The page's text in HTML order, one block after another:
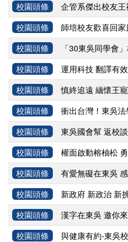
校園頭條
企管系傑出校友
校園頭條
師培校友歡喜回
校園頭條
「30東吳同學會
校園頭條
運用科技 翻譯有
校園頭條
慎終追遠 緬懷王
校園頭條
衝出台灣！東吳
校園頭條
東吳國會幫 返校
校園頭條
權面啟動榕柚松
校園頭條
有愛無礙在東吳
校園頭條
新政府 新政治 新
校園頭條
漢字在東吳 邀你
校園頭條
與健康有約-東吳